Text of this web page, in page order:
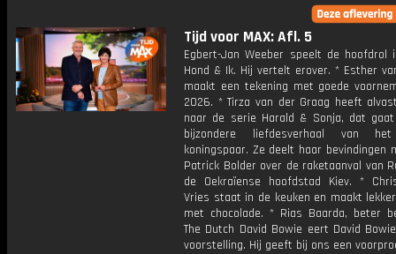
Tijd voor MAX: Afl. 5
Egbert-Jan Weeber speelt de hoofdrol
Hond & Ik. Hij vertelt erover. * Esther
maakt een tekening met goede
2026. * Tirza van der Graag heeft
naar de serie Harald & Sonja, dat
bijzondere liefdesverhaal van
koningspaar. Ze deelt haar bevindingen
Patrick Bolder over de raketaanval van
de Oekraïense hoofdstad Kiev. *
Vries staat in de keuken en maakt
met chocolade. * Rias Baarda, beter
The Dutch David Bowie eert David
voorstelling. Hij geeft bij ons een